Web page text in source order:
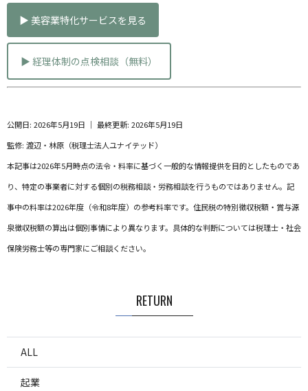
▶ 美容業特化サービスを見る
▶ 経理体制の点検相談（無料）
公開日: 2026年5月19日 ｜ 最終更新: 2026年5月19日
監修: 渡辺・林原（税理士法人ユナイテッド）
本記事は2026年5月時点の法令・料率に基づく一般的な情報提供を目的としたものであ
り、特定の事業者に対する個別の税務相談・労務相談を行うものではありません。記
事中の料率は2026年度（令和8年度）の参考料率です。住民税の特別徴収税額・賞与源
泉徴収税額の算出は個別事情により異なります。具体的な判断については税理士・社会
保険労務士等の専門家にご相談ください。
RETURN
ALL
起業